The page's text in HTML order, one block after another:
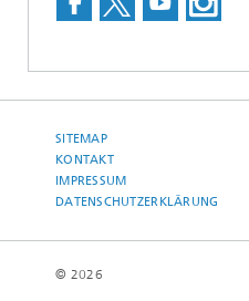
SITEMAP
KONTAKT
IMPRESSUM
DATENSCHUTZERKLÄRUNG
© 2026